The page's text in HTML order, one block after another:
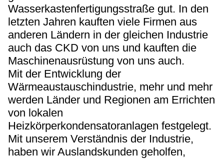
Wasserkastenfertigungsstraße gut. In den
letzten Jahren kauften viele Firmen aus
anderen Ländern in der gleichen Industrie
auch das CKD von uns und kauften die
Maschinenausrüstung von uns auch.
Mit der Entwicklung der
Wärmeaustauschindustrie, mehr und mehr
werden Länder und Regionen am Errichten
von lokalen
Heizkörperkondensatoranlagen festgelegt.
Mit unserem Verständnis der Industrie,
haben wir Auslandskunden geholfen,